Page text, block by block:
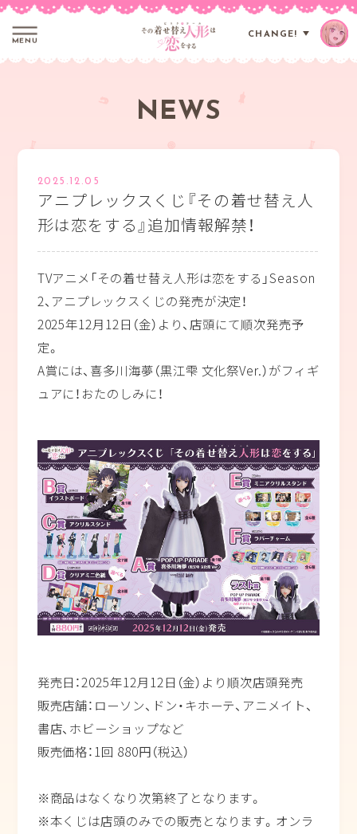
MENU
NEWS
2025.12.05
アニプレックスくじ『その着せ替え人
形は恋をする』追加情報解禁！
TVアニメ「その着せ替え人形は恋をする」Season
2、アニプレックスくじの発売が決定！
2025年12月12日（金）より、店頭にて順次発売予
定。
A賞には、喜多川海夢（黒江雫 文化祭Ver.）がフィギ
ュアに！おたのしみに！
発売日：2025年12月12日（金）より順次店頭発売
販売店舗：ローソン、ドン・キホーテ、アニメイト、
書店、ホビーショップなど
販売価格：1回 880円（税込）
※商品はなくなり次第終了となります。
※本くじは店頭のみでの販売となります。オンラ
CHANGE!